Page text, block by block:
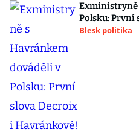
Exministryně
Polsku: První
Blesk politika